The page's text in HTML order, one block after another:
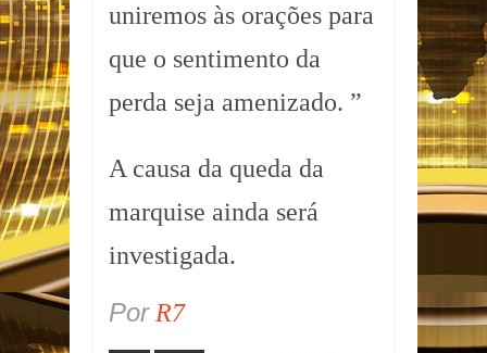
uniremos às orações para
que o sentimento da
perda seja amenizado. ”
A causa da queda da
marquise ainda será
investigada.
Por R7